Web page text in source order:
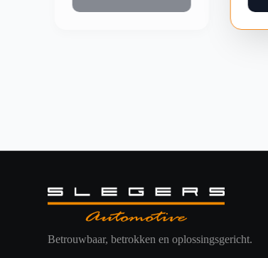
Betrouwbaar, betrokken en oplossingsgericht.